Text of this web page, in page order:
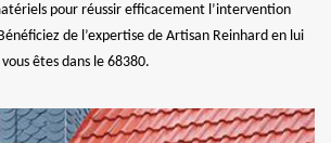
pour réussir efficacement l’intervention
de l’expertise de Artisan Reinhard en lui
êtes dans le 68380.